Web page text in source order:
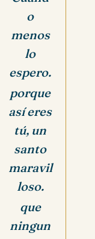
o
menos
lo
espero.
porque
así eres
tú, un
santo
maravil
loso.
que
ningun